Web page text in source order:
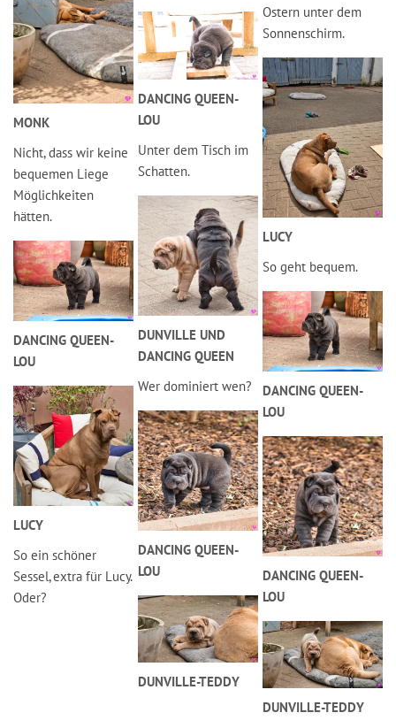
MONK
Nicht, dass wir keine
bequemen Liege
Möglichkeiten
hätten.
DANCING QUEEN-
LOU
LUCY
So ein schöner
Sessel, extra für Lucy.
Oder?
DANCING QUEEN-
LOU
Unter dem Tisch im
Schatten.
DUNVILLE UND
DANCING QUEEN
Wer dominiert wen?
DANCING QUEEN-
LOU
DUNVILLE-TEDDY
Ostern unter dem
Sonnenschirm.
LUCY
So geht bequem.
DANCING QUEEN-
LOU
DANCING QUEEN-
LOU
DUNVILLE-TEDDY